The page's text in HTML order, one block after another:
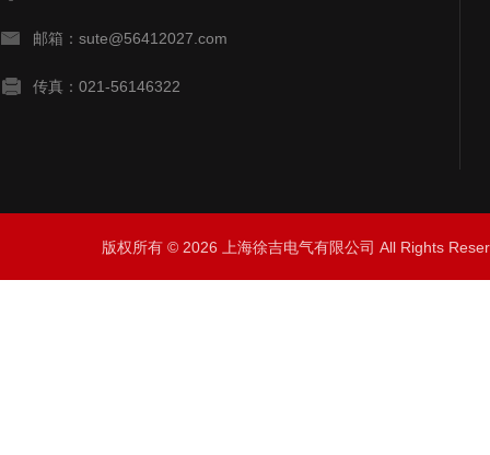
邮箱：sute@56412027.com
传真：021-56146322
版权所有 © 2026 上海徐吉电气有限公司 All Rights